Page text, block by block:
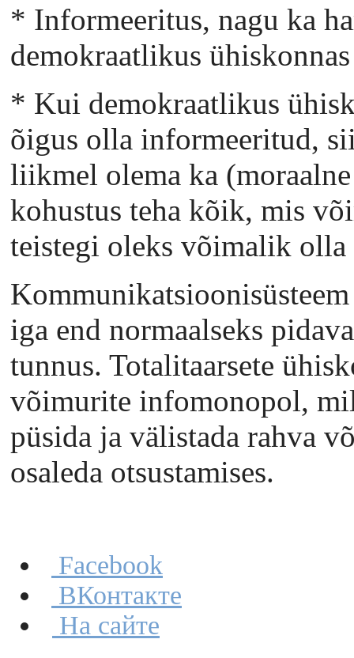
* Informeeritus, nagu ka
demokraatlikus
* Kui demokraatlikus
õigus olla informeeritud,
liikmel olema ka
kohustus teha kõik, mis
teistegi oleks võimalik
iga end normaalseks
tunnus. Totalitaarsete
võimurite infomonopol,
püsida ja välistada rahva
osaleda otsustamises.
Facebook
ВКонтакте
На сайте